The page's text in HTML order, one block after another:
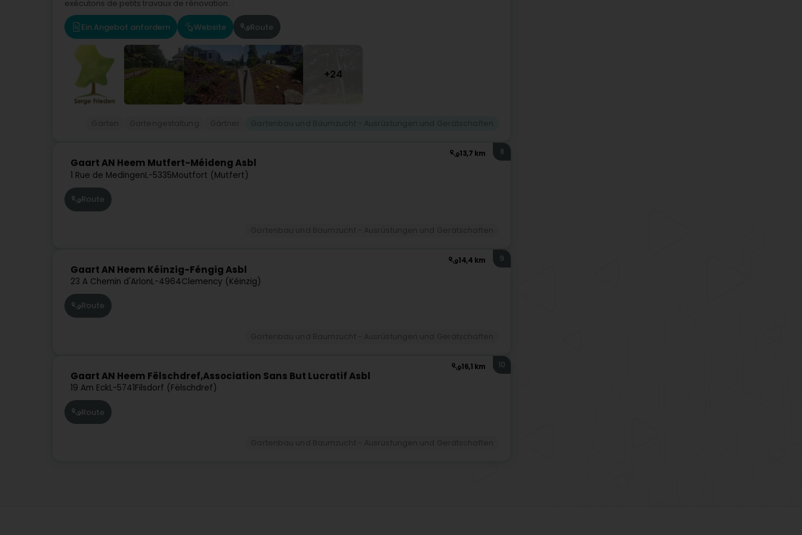
exécutons de petits travaux de rénovation...
Ein Angebot anfordern Website Route
+24
13,7 km
Gaart AN Heem Mutfert-Méideng Asbl
1 Rue de MedingenL-5335Moutfort (Mutfert)
8
Route
14,4 km
Gaart AN Heem Kéinzig-Féngig Asbl
23 A Chemin d'ArlonL-4964Clemency (Kéinzig)
9
Route
16,1 km
Gaart AN Heem Fëlschdref,Association Sans But Lucratif Asbl
19 Am EckL-5741Filsdorf (Fëlschdref)
10
Route